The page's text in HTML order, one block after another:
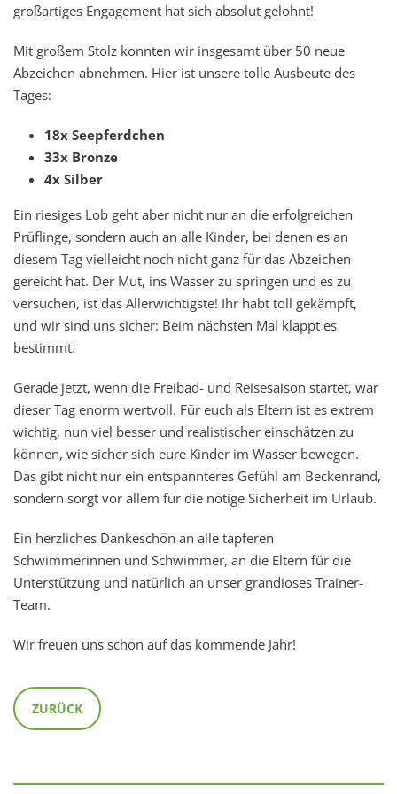
großartiges Engagement hat sich absolut gelohnt!
Mit großem Stolz konnten wir insgesamt über 50 neue
Abzeichen abnehmen. Hier ist unsere tolle Ausbeute des
Tages:
18x Seepferdchen
33x Bronze
4x Silber
Ein riesiges Lob geht aber nicht nur an die erfolgreichen
Prüflinge, sondern auch an alle Kinder, bei denen es an
diesem Tag vielleicht noch nicht ganz für das Abzeichen
gereicht hat. Der Mut, ins Wasser zu springen und es zu
versuchen, ist das Allerwichtigste! Ihr habt toll gekämpft,
und wir sind uns sicher: Beim nächsten Mal klappt es
bestimmt.
Gerade jetzt, wenn die Freibad- und Reisesaison startet, war
dieser Tag enorm wertvoll. Für euch als Eltern ist es extrem
wichtig, nun viel besser und realistischer einschätzen zu
können, wie sicher sich eure Kinder im Wasser bewegen.
Das gibt nicht nur ein entspannteres Gefühl am Beckenrand,
sondern sorgt vor allem für die nötige Sicherheit im Urlaub.
Ein herzliches Dankeschön an alle tapferen
Schwimmerinnen und Schwimmer, an die Eltern für die
Unterstützung und natürlich an unser grandioses Trainer-
Team.
Wir freuen uns schon auf das kommende Jahr!
ZURÜCK